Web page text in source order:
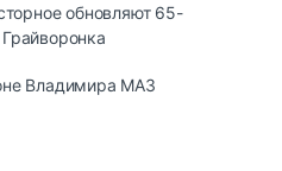
обновляют 65-
Владимира МАЗ